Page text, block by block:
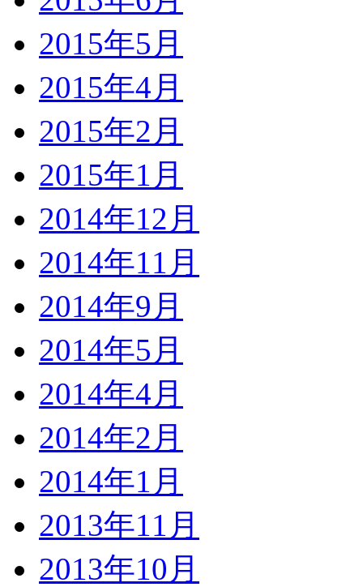
2015年5月
2015年4月
2015年2月
2015年1月
2014年12月
2014年11月
2014年9月
2014年5月
2014年4月
2014年2月
2014年1月
2013年11月
2013年10月